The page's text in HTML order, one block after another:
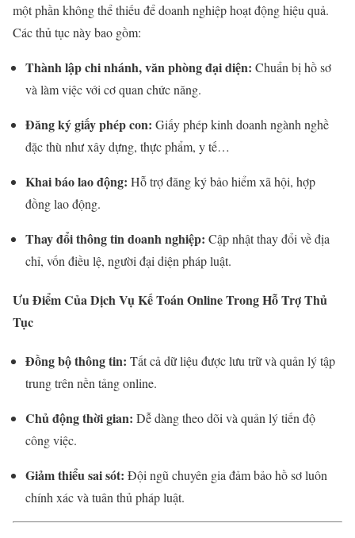
một phần không thể thiếu để doanh nghiệp hoạt động hiệu quả.
Các thủ tục này bao gồm:
Thành lập chi nhánh, văn phòng đại diện: Chuẩn bị hồ sơ
và làm việc với cơ quan chức năng.
Đăng ký giấy phép con: Giấy phép kinh doanh ngành nghề
đặc thù như xây dựng, thực phẩm, y tế…
Khai báo lao động: Hỗ trợ đăng ký bảo hiểm xã hội, hợp
đồng lao động.
Thay đổi thông tin doanh nghiệp: Cập nhật thay đổi về địa
chỉ, vốn điều lệ, người đại diện pháp luật.
Ưu Điểm Của Dịch Vụ Kế Toán Online Trong Hỗ Trợ Thủ
Tục
Đồng bộ thông tin: Tất cả dữ liệu được lưu trữ và quản lý tập
trung trên nền tảng online.
Chủ động thời gian: Dễ dàng theo dõi và quản lý tiến độ
công việc.
Giảm thiểu sai sót: Đội ngũ chuyên gia đảm bảo hồ sơ luôn
chính xác và tuân thủ pháp luật.